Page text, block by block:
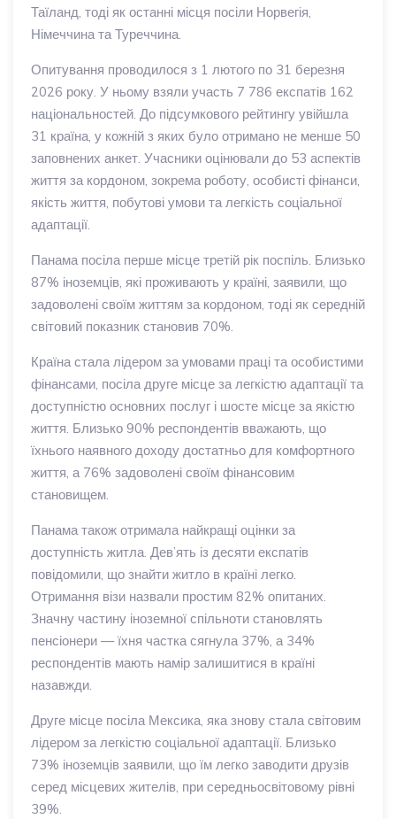
Таїланд, тоді як останні місця посіли Норвегія,
Німеччина та Туреччина.
Опитування проводилося з 1 лютого по 31 березня
2026 року. У ньому взяли участь 7 786 експатів 162
національностей. До підсумкового рейтингу увійшла
31 країна, у кожній з яких було отримано не менше 50
заповнених анкет. Учасники оцінювали до 53 аспектів
життя за кордоном, зокрема роботу, особисті фінанси,
якість життя, побутові умови та легкість соціальної
адаптації.
Панама посіла перше місце третій рік поспіль. Близько
87% іноземців, які проживають у країні, заявили, що
задоволені своїм життям за кордоном, тоді як середній
світовий показник становив 70%.
Країна стала лідером за умовами праці та особистими
фінансами, посіла друге місце за легкістю адаптації та
доступністю основних послуг і шосте місце за якістю
життя. Близько 90% респондентів вважають, що
їхнього наявного доходу достатньо для комфортного
життя, а 76% задоволені своїм фінансовим
становищем.
Панама також отримала найкращі оцінки за
доступність житла. Дев’ять із десяти експатів
повідомили, що знайти житло в країні легко.
Отримання візи назвали простим 82% опитаних.
Значну частину іноземної спільноти становлять
пенсіонери — їхня частка сягнула 37%, а 34%
респондентів мають намір залишитися в країні
назавжди.
Друге місце посіла Мексика, яка знову стала світовим
лідером за легкістю соціальної адаптації. Близько
73% іноземців заявили, що їм легко заводити друзів
серед місцевих жителів, при середньосвітовому рівні
39%.